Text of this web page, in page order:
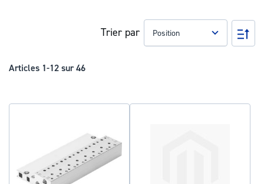
Articles 1-12 sur46
Trier par
Par